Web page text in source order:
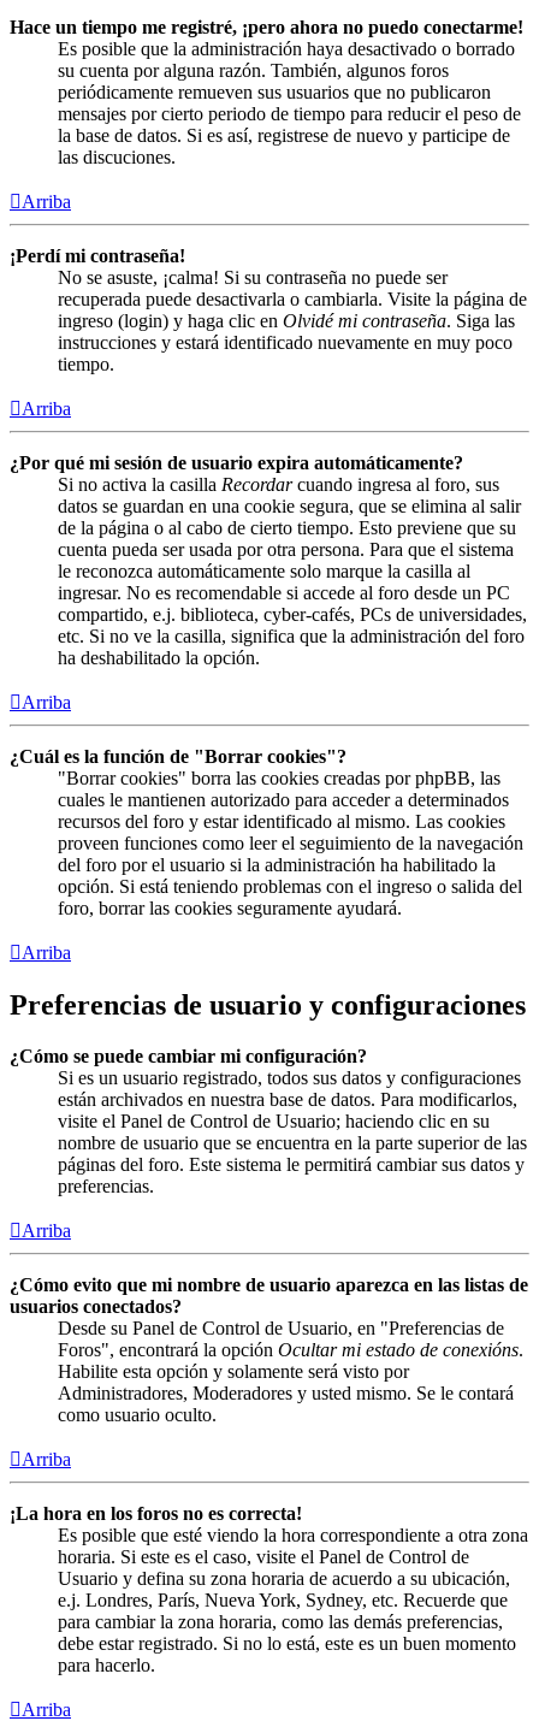
Hace un tiempo me registré, ¡pero ahora no puedo conectarme!
Es posible que la administración haya desactivado o borrado
su cuenta por alguna razón. También, algunos foros
periódicamente remueven sus usuarios que no publicaron
mensajes por cierto periodo de tiempo para reducir el peso de
la base de datos. Si es así, registrese de nuevo y participe de
las discuciones.
Arriba
¡Perdí mi contraseña!
No se asuste, ¡calma! Si su contraseña no puede ser
recuperada puede desactivarla o cambiarla. Visite la página de
ingreso (login) y haga clic en Olvidé mi contraseña. Siga las
instrucciones y estará identificado nuevamente en muy poco
tiempo.
Arriba
¿Por qué mi sesión de usuario expira automáticamente?
Si no activa la casilla Recordarcuando ingresa al foro, sus
datos se guardan en una cookie segura, que se elimina al salir
de la página o al cabo de cierto tiempo. Esto previene que su
cuenta pueda ser usada por otra persona. Para que el sistema
le reconozca automáticamente solo marque la casilla al
ingresar. No es recomendable si accede al foro desde un PC
compartido, e.j. biblioteca, cyber-cafés, PCs de universidades,
etc. Si no ve la casilla, significa que la administración del foro
ha deshabilitado la opción.
Arriba
¿Cuál es la función de "Borrar cookies"?
"Borrar cookies" borra las cookies creadas por phpBB, las
cuales le mantienen autorizado para acceder a determinados
recursos del foro y estar identificado al mismo. Las cookies
proveen funciones como leer el seguimiento de la navegación
del foro por el usuario si la administración ha habilitado la
opción. Si está teniendo problemas con el ingreso o salida del
foro, borrar las cookies seguramente ayudará.
Arriba
Preferencias de usuario y configuraciones
¿Cómo se puede cambiar mi configuración?
Si es un usuario registrado, todos sus datos y configuraciones
están archivados en nuestra base de datos. Para modificarlos,
visite el Panel de Control de Usuario; haciendo clic en su
nombre de usuario que se encuentra en la parte superior de las
páginas del foro. Este sistema le permitirá cambiar sus datos y
preferencias.
Arriba
¿Cómo evito que mi nombre de usuario aparezca en las listas de
usuarios conectados?
Desde su Panel de Control de Usuario, en "Preferencias de
Foros", encontrará la opción Ocultar mi estado de conexións.
Habilite esta opción y solamente será visto por
Administradores, Moderadores y usted mismo. Se le contará
como usuario oculto.
Arriba
¡La hora en los foros no es correcta!
Es posible que esté viendo la hora correspondiente a otra zona
horaria. Si este es el caso, visite el Panel de Control de
Usuario y defina su zona horaria de acuerdo a su ubicación,
e.j. Londres, París, Nueva York, Sydney, etc. Recuerde que
para cambiar la zona horaria, como las demás preferencias,
debe estar registrado. Si no lo está, este es un buen momento
para hacerlo.
Arriba